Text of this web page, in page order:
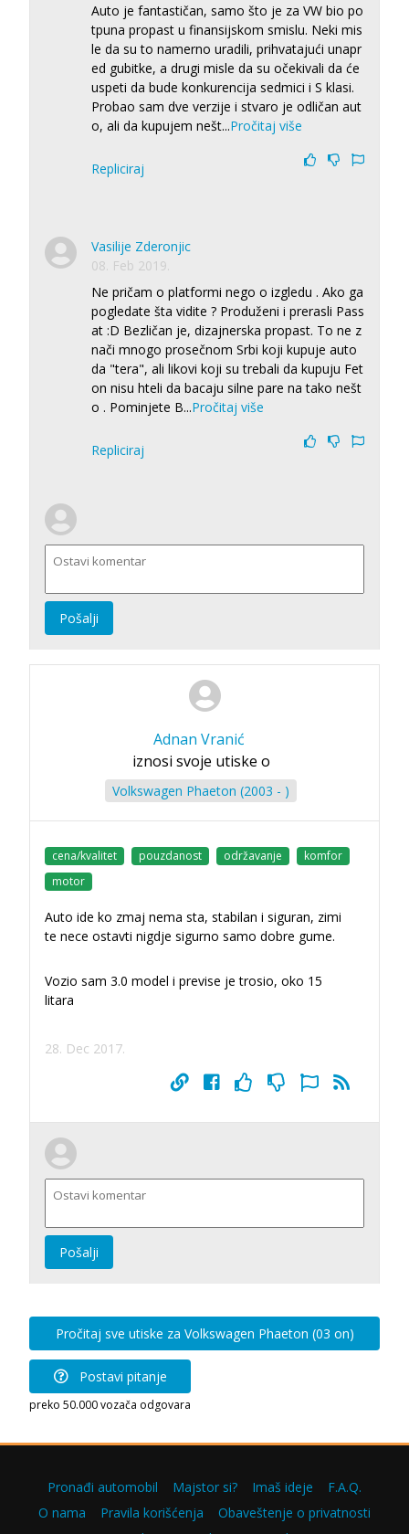
Auto je fantastičan, samo što je za VW bio po
tpuna propast u finansijskom smislu. Neki mis
le da su to namerno uradili, prihvatajući unapr
ed gubitke, a drugi misle da su očekivali da će
uspeti da bude konkurencija sedmici i S klasi.
Probao sam dve verzije i stvaro je odličan aut
o, ali da kupujem nešt...Pročitaj više
Repliciraj
Vasilije Zderonjic
08. Feb 2019.
Ne pričam o platformi nego o izgledu . Ako ga
pogledate šta vidite ? Produženi i prerasli Pass
at :D Bezličan je, dizajnerska propast. To ne z
nači mnogo prosečnom Srbi koji kupuje auto
da "tera", ali likovi koji su trebali da kupuju Fet
on nisu hteli da bacaju silne pare na tako nešt
o . Pominjete B...Pročitaj više
Repliciraj
Pošalji
Adnan Vranić
iznosi svoje utiske o
Volkswagen Phaeton (2003 - )
cena/kvalitet pouzdanost održavanje
komfor
motor
Auto ide ko zmaj nema sta, stabilan i siguran, zimi
te nece ostavti nigdje sigurno samo dobre gume.
Vozio sam 3.0 model i previse je trosio, oko 15
litara
28. Dec 2017.
Pošalji
Pročitaj sve utiske za Volkswagen Phaeton (03 on)
Postavi pitanje
preko 50.000 vozača odgovara
Pronađi automobil Majstor si? Imaš ideje
F.A.Q.
O nama
Pravila korišćenja
Obaveštenje o privatnosti